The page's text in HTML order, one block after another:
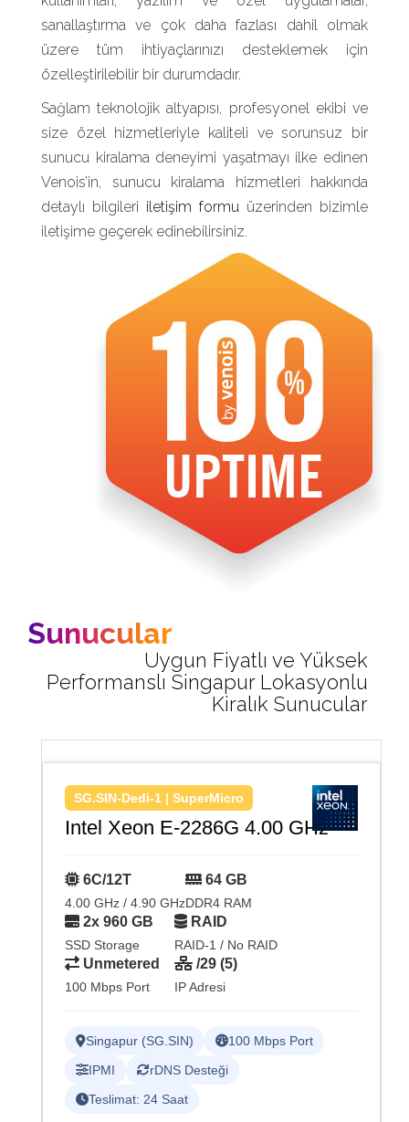
sanallaştırma ve çok daha fazlası dahil olmak
üzere tüm ihtiyaçlarınızı desteklemek için
özelleştirilebilir bir durumdadır.
Sağlam teknolojik altyapısı, profesyonel ekibi ve
size özel hizmetleriyle kaliteli ve sorunsuz bir
sunucu kiralama deneyimi yaşatmayı ilke edinen
Venois’in, sunucu kiralama hizmetleri hakkında
detaylı bilgileri iletişim formu üzerinden bizimle
iletişime geçerek edinebilirsiniz.
Sunucular
Uygun Fiyatlı ve Yüksek
Performanslı Singapur Lokasyonlu
Kiralık Sunucular
SG.SIN-Dedi-1 | SuperMicro
Intel Xeon E-2286G 4.00 GHz
6C/12T
4.00 GHz / 4.90 GHz
64 GB
DDR4 RAM
2x 960 GB
SSD Storage
RAID
RAID-1 / No RAID
Unmetered
100 Mbps Port
/29 (5)
IP Adresi
Singapur (SG.SIN)
100 Mbps Port
IPMI
rDNS Desteği
Teslimat: 24 Saat